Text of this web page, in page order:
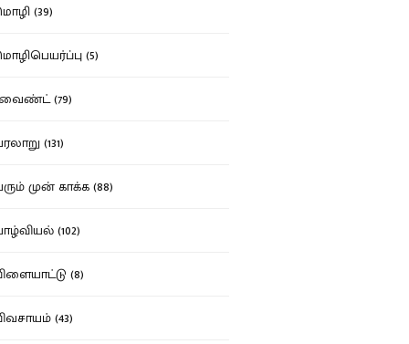
(39)
(5)
(79)
(131)
முன் காக்க (88)
(102)
(8)
(43)